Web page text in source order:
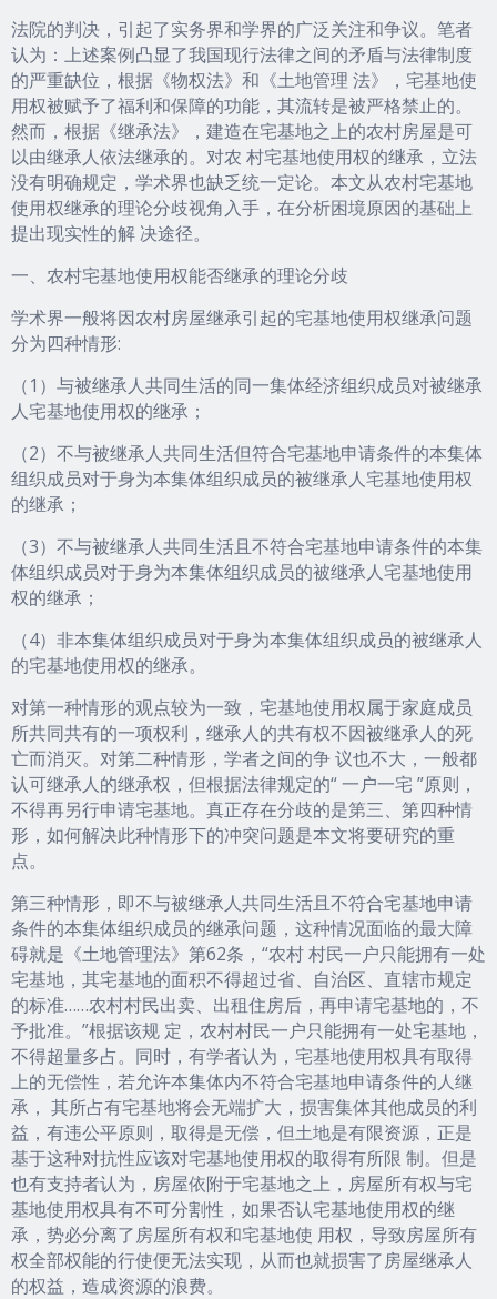
法院的判决，引起了实务界和学界的广泛关注和争议。笔者
认为：上述案例凸显了我国现行法律之间的矛盾与法律制度
的严重缺位，根据《物权法》和《土地管理 法》，宅基地使
用权被赋予了福利和保障的功能，其流转是被严格禁止的。
然而，根据《继承法》，建造在宅基地之上的农村房屋是可
以由继承人依法继承的。对农 村宅基地使用权的继承，立法
没有明确规定，学术界也缺乏统一定论。本文从农村宅基地
使用权继承的理论分歧视角入手，在分析困境原因的基础上
提出现实性的解 决途径。
一、农村宅基地使用权能否继承的理论分歧
学术界一般将因农村房屋继承引起的宅基地使用权继承问题
分为四种情形:
（1）与被继承人共同生活的同一集体经济组织成员对被继承
人宅基地使用权的继承；
（2）不与被继承人共同生活但符合宅基地申请条件的本集体
组织成员对于身为本集体组织成员的被继承人宅基地使用权
的继承；
（3）不与被继承人共同生活且不符合宅基地申请条件的本集
体组织成员对于身为本集体组织成员的被继承人宅基地使用
权的继承；
（4）非本集体组织成员对于身为本集体组织成员的被继承人
的宅基地使用权的继承。
对第一种情形的观点较为一致，宅基地使用权属于家庭成员
所共同共有的一项权利，继承人的共有权不因被继承人的死
亡而消灭。对第二种情形，学者之间的争 议也不大，一般都
认可继承人的继承权，但根据法律规定的“ 一户一宅 ”原则，
不得再另行申请宅基地。真正存在分歧的是第三、第四种情
形，如何解决此种情形下的冲突问题是本文将要研究的重
点。
第三种情形，即不与被继承人共同生活且不符合宅基地申请
条件的本集体组织成员的继承问题，这种情况面临的最大障
碍就是《土地管理法》第62条，“农村 村民一户只能拥有一处
宅基地，其宅基地的面积不得超过省、自治区、直辖市规定
的标准……农村村民出卖、出租住房后，再申请宅基地的，不
予批准。”根据该规 定，农村村民一户只能拥有一处宅基地，
不得超量多占。同时，有学者认为，宅基地使用权具有取得
上的无偿性，若允许本集体内不符合宅基地申请条件的人继
承， 其所占有宅基地将会无端扩大，损害集体其他成员的利
益，有违公平原则，取得是无偿，但土地是有限资源，正是
基于这种对抗性应该对宅基地使用权的取得有所限 制。但是
也有支持者认为，房屋依附于宅基地之上，房屋所有权与宅
基地使用权具有不可分割性，如果否认宅基地使用权的继
承，势必分离了房屋所有权和宅基地使 用权，导致房屋所有
权全部权能的行使便无法实现，从而也就损害了房屋继承人
的权益，造成资源的浪费。